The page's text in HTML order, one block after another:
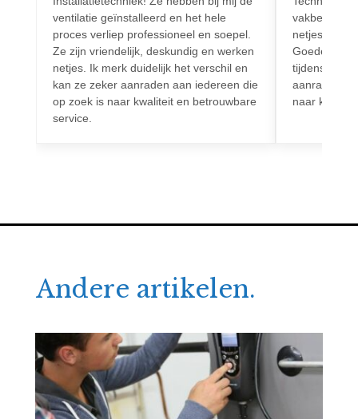
ventilatie geïnstalleerd en het hele
proces verliep professioneel en soepel.
Ze zijn vriendelijk, deskundig en werken
netjes. Ik merk duidelijk het verschil en
kan ze zeker aanraden aan iedereen die
op zoek is naar kwaliteit en betrouwbare
service.
netjes en
Goede
tijdens het
aanrader
naar
Andere artikelen.